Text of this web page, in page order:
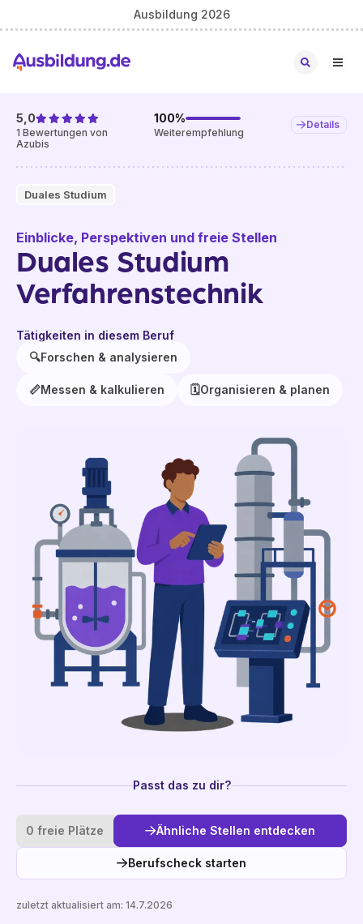
Ausbildung 2026
Duales Studium
5,0
1 Bewertungen von
Azubis
100%
Weiterempfehlung
Details
Einblicke, Perspektiven und freie Stellen
Duales Studium
Verfahrenstechnik
Tätigkeiten in diesem Beruf
🔍Forschen & analysieren
📏Messen & kalkulieren 🗓️Organisieren & planen
Passt das zu dir?
0 freie Plätze Ähnliche Stellen entdecken
Berufscheck starten
zuletzt aktualisiert am: 14.7.2026